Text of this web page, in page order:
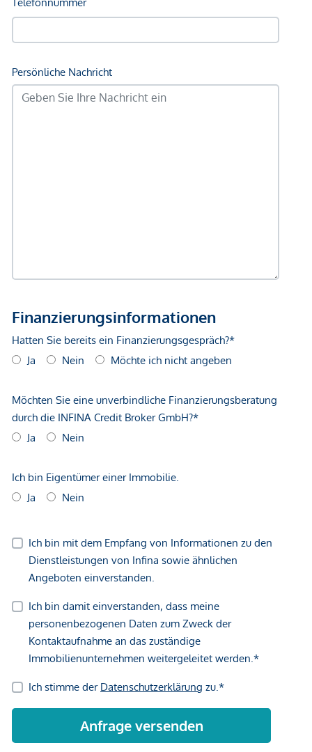
wirtschaftliches Naheverhältnis besteht.
Der Vermittler ist als Doppelmakler tätig.
*Der Vertrag kommt nicht mit der INFINA Credit Broker
GmbH zustande. Das Objekt wird von einem externen